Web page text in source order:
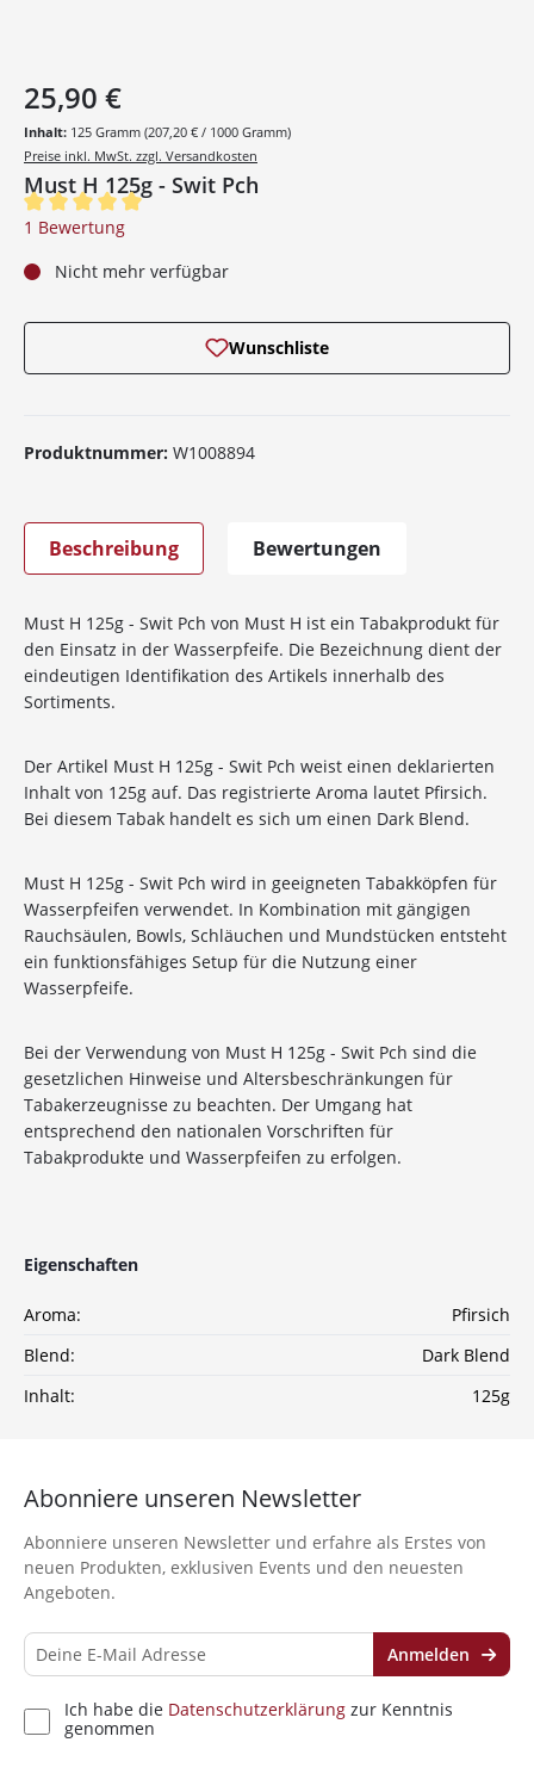
Must H 125g - Swit Pch
25,90 €
Inhalt: 125 Gramm (207,20 € / 1000 Gramm)
Preise inkl. MwSt. zzgl. Versandkosten
Durchschnittliche Bewertung von 5 von 5 Sternen
1 Bewertung
Nicht mehr verfügbar
Wunschliste
Produktnummer: W1008894
Beschreibung Bewertungen
Must H 125g - Swit Pch von Must H ist ein Tabakprodukt für
den Einsatz in der Wasserpfeife. Die Bezeichnung dient der
eindeutigen Identifikation des Artikels innerhalb des
Sortiments.
Der Artikel Must H 125g - Swit Pch weist einen deklarierten
Inhalt von 125g auf. Das registrierte Aroma lautet Pfirsich.
Bei diesem Tabak handelt es sich um einen Dark Blend.
Must H 125g - Swit Pch wird in geeigneten Tabakköpfen für
Wasserpfeifen verwendet. In Kombination mit gängigen
Rauchsäulen, Bowls, Schläuchen und Mundstücken entsteht
ein funktionsfähiges Setup für die Nutzung einer
Wasserpfeife.
Bei der Verwendung von Must H 125g - Swit Pch sind die
gesetzlichen Hinweise und Altersbeschränkungen für
Tabakerzeugnisse zu beachten. Der Umgang hat
entsprechend den nationalen Vorschriften für
Tabakprodukte und Wasserpfeifen zu erfolgen.
Eigenschaften
Aroma:
Pfirsich
Blend:
Dark Blend
Inhalt:
125g
10%Newsletter-Rabatt
auf deine Bestellung
deiner nächsten Bestellung in unserem Online-Shop.
Entdecke eine große Auswahl an hochwertigen
Shisha-Produkten, Tabaksorten und Zubehör – alles,
was du für das perfekte Shisha-Erlebnis brauchst!
Ich habe dieDatenschutzerklärung
Kenntnis genommen
Abonniere unseren Newsletter
Abonniere unseren Newsletter und erfahre als Erstes von
neuen Produkten, exklusiven Events und den neuesten
Angeboten.
Ich habe die Datenschutzerklärung zur Kenntnis
genommen
Anmelden